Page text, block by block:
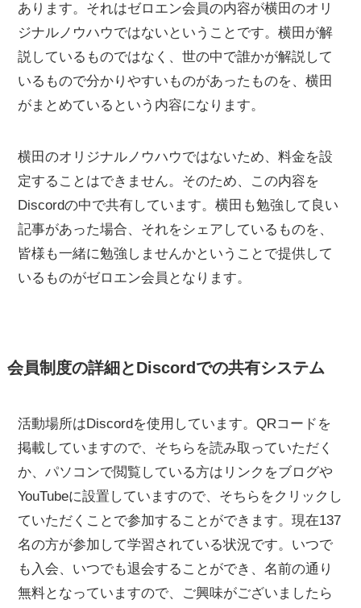
あります。それはゼロエン会員の内容が横田のオリ
ジナルノウハウではないということです。横田が解
説しているものではなく、世の中で誰かが解説して
いるもので分かりやすいものがあったものを、横田
がまとめているという内容になります。
横田のオリジナルノウハウではないため、料金を設
定することはできません。そのため、この内容を
Discordの中で共有しています。横田も勉強して良い
記事があった場合、それをシェアしているものを、
皆様も一緒に勉強しませんかということで提供して
いるものがゼロエン会員となります。
会員制度の詳細とDiscordでの共有システム
活動場所はDiscordを使用しています。QRコードを
掲載していますので、そちらを読み取っていただく
か、パソコンで閲覧している方はリンクをブログや
YouTubeに設置していますので、そちらをクリックし
ていただくことで参加することができます。現在137
名の方が参加して学習されている状況です。いつで
も入会、いつでも退会することができ、名前の通り
無料となっていますので、ご興味がございましたら